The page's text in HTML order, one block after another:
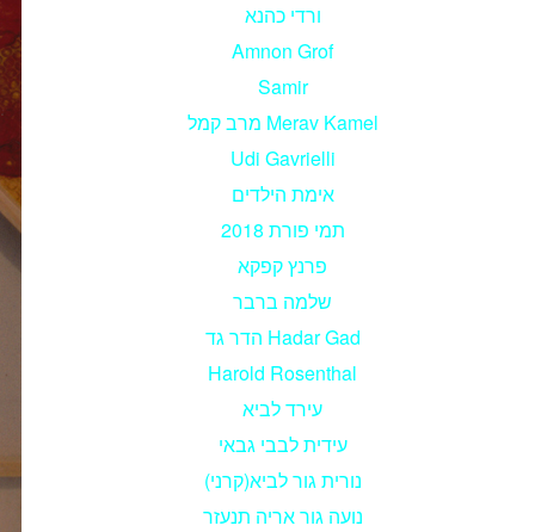
ורדי כהנא
Amnon Grof
Samir
מרב קמל Merav Kamel
Udi Gavrielli
אימת הילדים
תמי פורת 2018
פרנץ קפקא
שלמה ברבר
הדר גד Hadar Gad
Harold Rosenthal
עירד לביא
עידית לבבי גבאי
נורית גור לביא(קרני)
נועה גור אריה תנעזר